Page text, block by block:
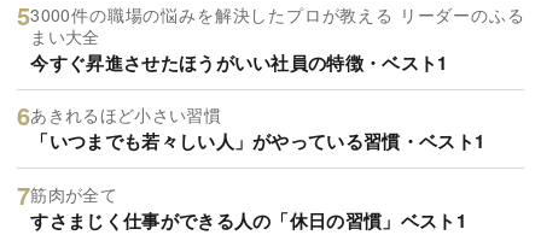
3000件の職場の悩みを解決したプロが教える リーダーのふる
まい大全
今すぐ昇進させたほうがいい社員の特徴・ベスト1
あきれるほど小さい習慣
「いつまでも若々しい人」がやっている習慣・ベスト1
筋肉が全て
すさまじく仕事ができる人の「休日の習慣」ベスト1